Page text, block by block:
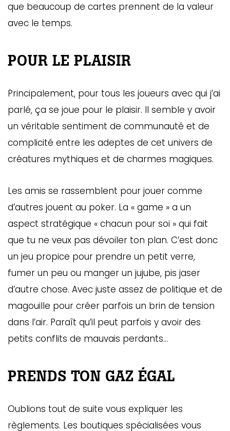
que beaucoup de cartes prennent de la valeur
avec le temps.
POUR LE PLAISIR
Principalement, pour tous les joueurs avec qui j’ai
parlé, ça se joue pour le plaisir. Il semble y avoir
un véritable sentiment de communauté et de
complicité entre les adeptes de cet univers de
créatures mythiques et de charmes magiques.
Les amis se rassemblent pour jouer comme
d’autres jouent au poker. La « game » a un
aspect stratégique « chacun pour soi » qui fait
que tu ne veux pas dévoiler ton plan. C’est donc
un jeu propice pour prendre un petit verre,
fumer un peu ou manger un jujube, pis jaser
d’autre chose. Avec juste assez de politique et de
magouille pour créer parfois un brin de tension
dans l’air. Paraît qu’il peut parfois y avoir des
petits conflits de mauvais perdants…
PRENDS TON GAZ ÉGAL
Oublions tout de suite vous expliquer les
règlements. Les boutiques spécialisées vous